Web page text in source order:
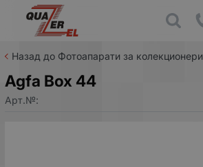
Назад до Фотоапарати за колекционери
Agfa Box 44
Арт.№: